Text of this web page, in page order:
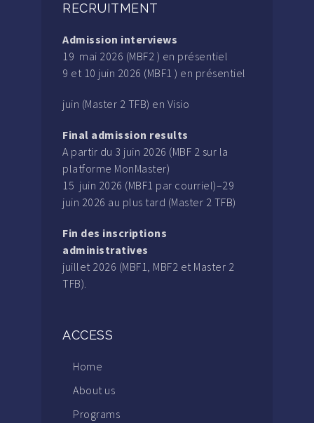
RECRUITMENT
Admission interviews
19 mai 2026 (MBF2 ) en présentiel
9 et 10 juin 2026 (MBF1 ) en présentiel
juin (Master 2 TFB) en Visio
Final admission results
A partir du 3 juin 2026 (MBF 2 sur la
platforme MonMaster)
15 juin 2026 (MBF1 par courriel)–29
juin 2026 au plus tard (Master 2 TFB)
Fin des inscriptions
administratives
juillet 2026 (MBF1, MBF2 et Master 2
TFB).
ACCESS
Home
About us
Programs